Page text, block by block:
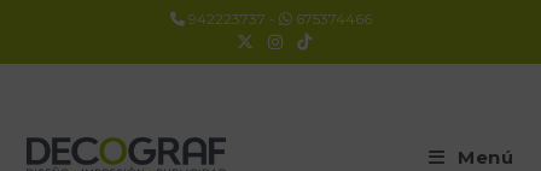
942223737 - 675374466
Menú